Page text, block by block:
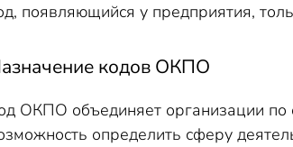
появляющийся у предприятия,
кодов ОКПО
ОКПО объединяет организации по
определить сферу